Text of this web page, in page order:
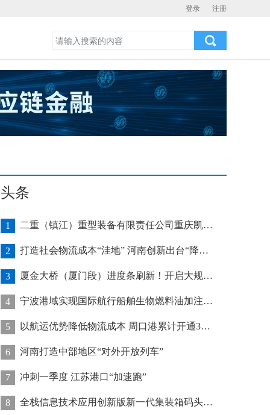
登录 注册
头条
1 二重（镇江）重型装备有限责任公司重庆凯瑞项目发运助力海上风电产业发展
2 打造社会物流成本“洼地” 河南创新出台“降本16条”
3 厦金大桥（厦门段）进度条刷新！开启大规模桥梁装配化施工新阶段
4 宁波港域实现国际航行船舶生物燃料油加注“零突破”
5 以航运优势降低物流成本 周口港累计开通32条集装箱航线
6 河南打造中部地区“对外开放列车”
7 冲刺一季度 江苏港口“加速跑”
8 全栈信息技术应用创新版新一代集装箱码头管控系统在天津港上线运行